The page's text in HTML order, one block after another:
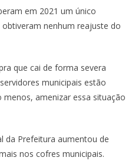
em 2021 um único
nenhum reajuste do
que cai de forma severa
municipais estão
amenizar essa situação
da Prefeitura aumentou de
nos cofres municipais.